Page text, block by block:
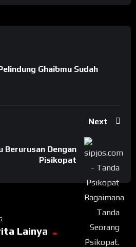
Ghaibmu Sudah
Next
Berurusan Dengan
Pisikopat
Lainya